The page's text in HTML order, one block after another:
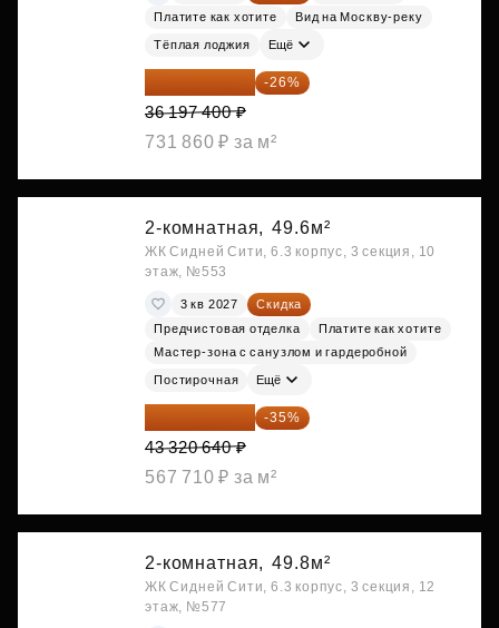
Платите как хотите
Вид на Москву-реку
Тёплая лоджия Ещё
26 786 076 ₽ -26%
36 197 400 ₽
731 860 ₽ за м²
2-комнатная, 49.6м²
ЖК Сидней Сити, 6.3 корпус, 3 секция, 10
этаж, №553
3 кв 2027
Скидка
Предчистовая отделка
Платите как хотите
Мастер-зона с санузлом и гардеробной
Постирочная Ещё
28 158 416 ₽ -35%
43 320 640 ₽
567 710 ₽ за м²
2-комнатная, 49.8м²
ЖК Сидней Сити, 6.3 корпус, 3 секция, 12
этаж, №577